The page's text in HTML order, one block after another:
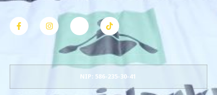
NIP: 586-235-30-41